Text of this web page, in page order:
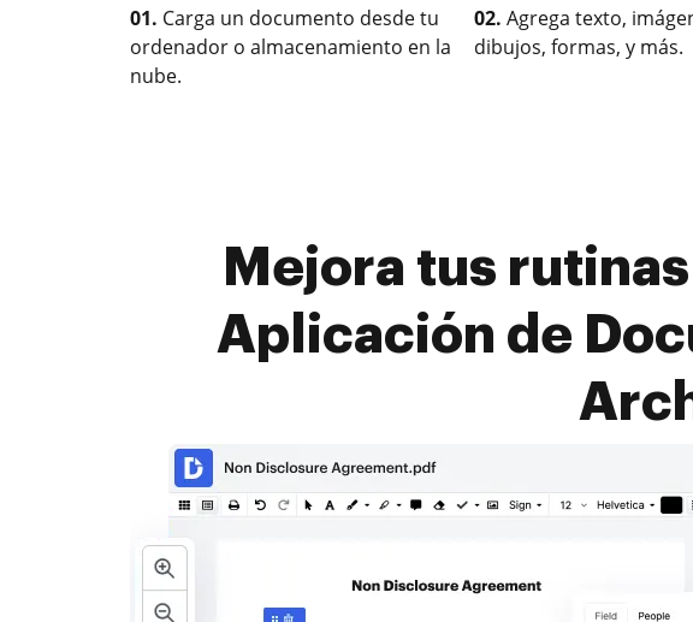
01. Carga un documento desde tu
ordenador o almacenamiento en la
nube.
02. Agrega texto,
dibujos, formas, y más.
Mejora tus
Aplicación de